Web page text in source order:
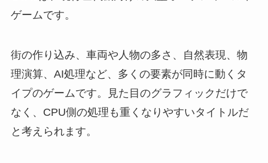
ゲームです。
街の作り込み、車両や人物の多さ、自然表現、物
理演算、AI処理など、多くの要素が同時に動くタ
イプのゲームです。見た目のグラフィックだけで
なく、CPU側の処理も重くなりやすいタイトルだ
と考えられます。